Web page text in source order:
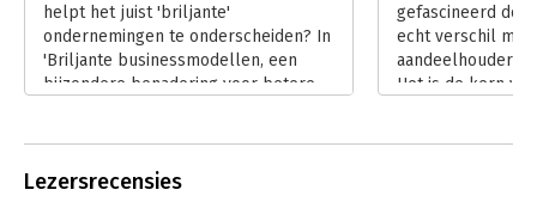
helpt het juist 'briljante'
ondernemingen te onderscheiden? In
'Briljante businessmodellen, een
bijzondere benadering voor betere
voor bedrijven die het anders doen
gefascineerd
echt verschil
aandeelhouders
Het is de kern
Lezersrecensies